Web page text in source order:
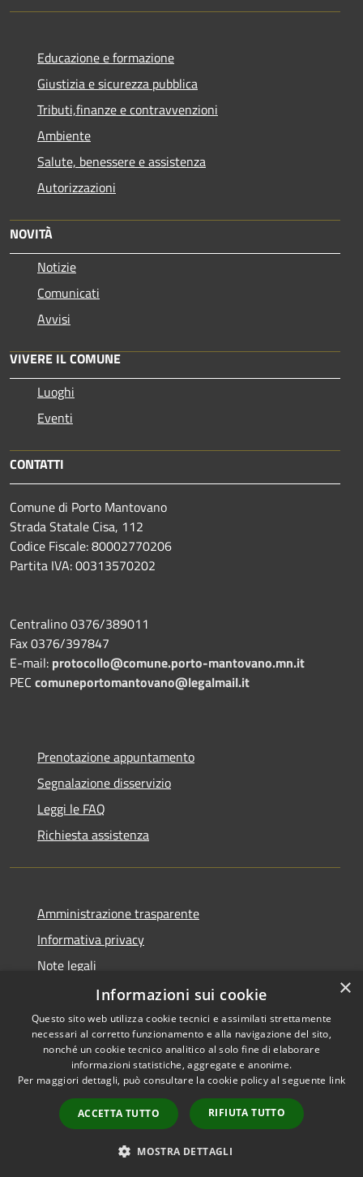
Educazione e formazione
Giustizia e sicurezza pubblica
Tributi,finanze e contravvenzioni
Ambiente
Salute, benessere e assistenza
Autorizzazioni
NOVITÀ
Notizie
Comunicati
Avvisi
VIVERE IL COMUNE
Luoghi
Eventi
CONTATTI
Comune di Porto Mantovano
Strada Statale Cisa, 112
Codice Fiscale: 80002770206
Partita IVA: 00313570202
Centralino 0376/389011
Fax 0376/397847
E-mail: protocollo@comune.porto-mantovano.mn.it
PEC comuneportomantovano@legalmail.it
Prenotazione appuntamento
Segnalazione disservizio
Leggi le FAQ
Richiesta assistenza
Amministrazione trasparente
Informativa privacy
Note legali
Dichiarazione di accessibilità
RSS
Accessibilità
Copyright © 2026 • Comune di
byMunicipium
Accesso
redazione
×
Informazioni sui cookie
Questo sito web utilizza cookie tecnici e assimilati strettamente
necessari al corretto funzionamento e alla navigazione del sito,
nonché un cookie tecnico analitico al solo fine di elaborare
informazioni statistiche, aggregate e anonime.
Per maggiori dettagli, può consultare la cookie policy al seguente link
ACCETTA TUTTO RIFIUTA TUTTO
MOSTRA DETTAGLI